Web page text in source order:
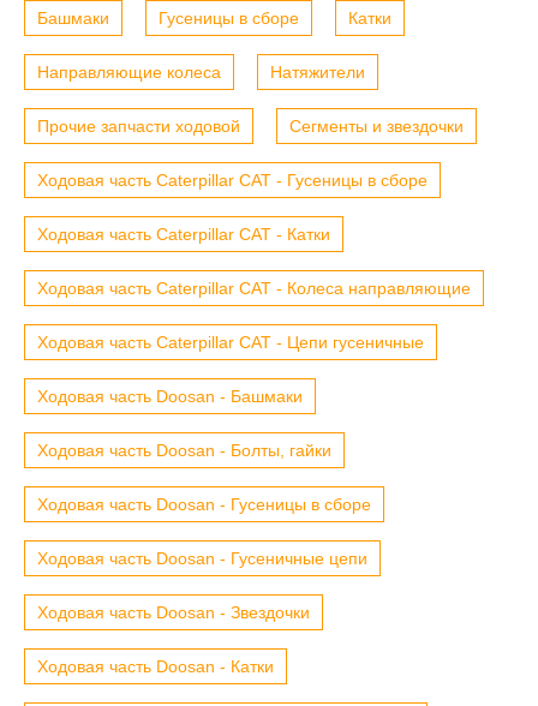
Башмаки Гусеницы в сборе Катки
Направляющие колеса Натяжители
Прочие запчасти ходовой Сегменты и звездочки
Ходовая часть Caterpillar CAT - Гусеницы в сборе
Ходовая часть Caterpillar CAT - Катки
Ходовая часть Caterpillar CAT - Колеса направляющие
Ходовая часть Caterpillar CAT - Цепи гусеничные
Ходовая часть Doosan - Башмаки
Ходовая часть Doosan - Болты, гайки
Ходовая часть Doosan - Гусеницы в сборе
Ходовая часть Doosan - Гусеничные цепи
Ходовая часть Doosan - Звездочки
Ходовая часть Doosan - Катки